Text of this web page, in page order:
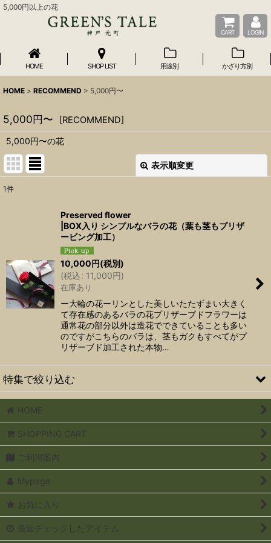
5,000円以上の花
CART LOGIN
HOME SHOP LIST 用途別 かざり方別
HOME > RECOMMEND > 5,000円〜
5,000円〜 [RECOMMEND]
5,000円〜の花
表示順変更
絞り込む
1件
Preserved flower
|BOX入り シンプルなバラの花（葉も茎もプリザ
ービング加工）
10,000円(税別)
(税込: 11,000円)
在庫あり
ー大輪の花ーリンとした美しいたたずまい大きく
て存在感のあるバラの花プリザーブドフラワーは
通常花の部分以外は造花でできていることも多い
のですがこちらのバラは、茎もガクもすべてがプ
リザーブド加工された本物…
特集で絞り込む
花がお好きな方へ
実用的に
お誕生日に
その他のお祝いごと
HOME
SHOPPING CART
ご利用案内
Mypage
お気に入り
最近チェックしたアイテム